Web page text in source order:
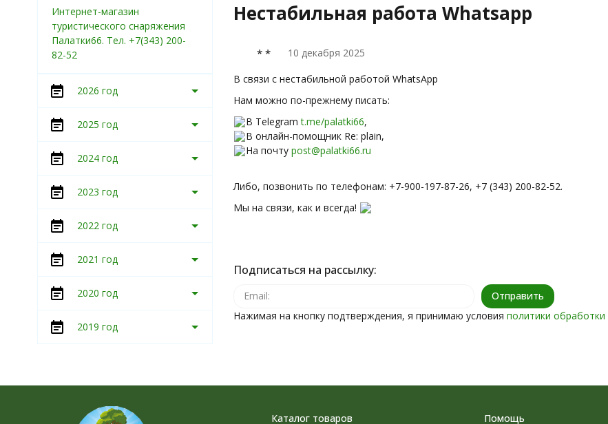
Нестабильная работа Whatsapp
* * 10 декабря 2025
В связи с нестабильной работой WhatsApp
Нам можно по-прежнему писать:
В Telegramt.me/palatki66,
В онлайн-помощник Re: plain,
На почту post@palatki66.ru
Либо, позвонить по телефонам: +7-900-197-87-26, +7 (343) 200-82-52.
Мы на связи, как и всегда!
Подписаться на рассылку:
Нажимая на кнопку подтверждения, я принимаю условия политики
Интернет-магазин
туристического снаряжения
Палатки66. Тел. +7(343) 200-
82-52
2026 год
2025 год
2024 год
2023 год
2022 год
2021 год
2020 год
2019 год
Каталог товаров Помощь